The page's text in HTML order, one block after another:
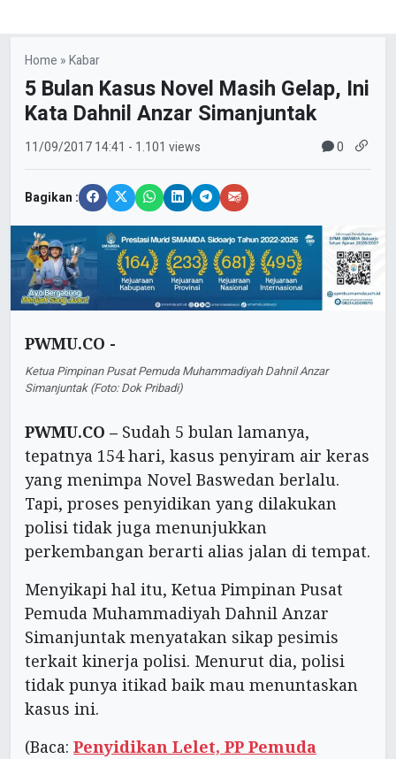
Home »Kabar
5 Bulan Kasus Novel Masih Gelap, Ini
Kata Dahnil Anzar Simanjuntak
11/09/201714:41 - 1.101 views 0
Bagikan :
PWMU.CO -
Ketua Pimpinan Pusat Pemuda Muhammadiyah Dahnil Anzar
Simanjuntak (Foto: Dok Pribadi)
PWMU.CO – Sudah 5 bulan lamanya,
tepatnya 154 hari, kasus penyiram air keras
yang menimpa Novel Baswedan berlalu.
Tapi, proses penyidikan yang dilakukan
polisi tidak juga menunjukkan
perkembangan berarti alias jalan di tempat.
Menyikapi hal itu, Ketua Pimpinan Pusat
Pemuda Muhammadiyah Dahnil Anzar
Simanjuntak menyatakan sikap pesimis
terkait kinerja polisi. Menurut dia, polisi
tidak punya itikad baik mau menuntaskan
kasus ini.
(Baca: Penyidikan Lelet, PP Pemuda